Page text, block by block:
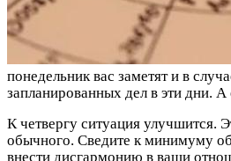
понедельник вас заметят и в
запланированных дел в эти дни.
К четвергу ситуация улучшится.
обычного. Сведите к минимуму
внести дисгармонию в ваши